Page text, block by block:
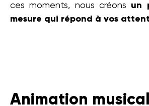
ces moments, nous créons un
mesure qui répond à vos
Animation